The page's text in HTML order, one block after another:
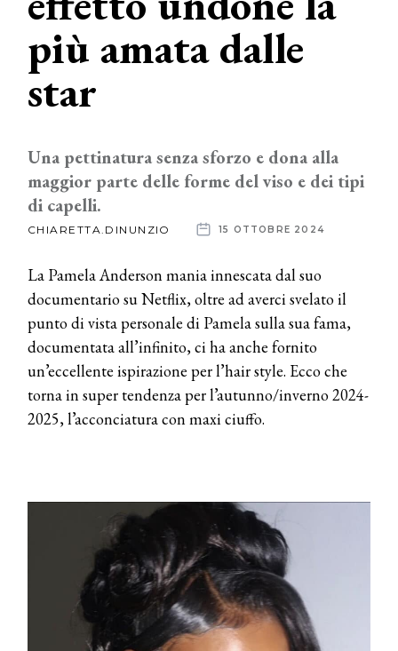
News
dalle
aziende
più amata dalle
star
Una pettinatura senza sforzo e dona alla
maggior parte delle forme del viso e dei tipi
di capelli.
CHIARETTA.DINUNZIO 15 OTTOBRE 2024
La Pamela Anderson mania innescata dal suo
documentario su Netflix, oltre ad averci svelato il
punto di vista personale di Pamela sulla sua fama,
documentata all’infinito, ci ha anche fornito
un’eccellente ispirazione per l’hair style. Ecco che
torna in super tendenza per l’autunno/inverno 2024-
2025, l’acconciatura con maxi ciuffo.